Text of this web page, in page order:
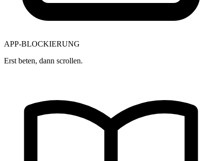
APP-BLOCKIERUNG
Erst beten, dann scrollen.